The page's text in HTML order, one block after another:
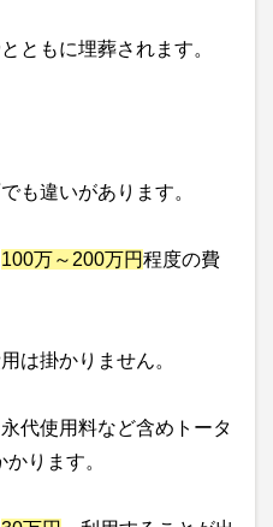
ともに埋葬されます。
も違いがあります。
100万～200万円程度の費
は掛かりません。
代使用料など含めトータ
かります。